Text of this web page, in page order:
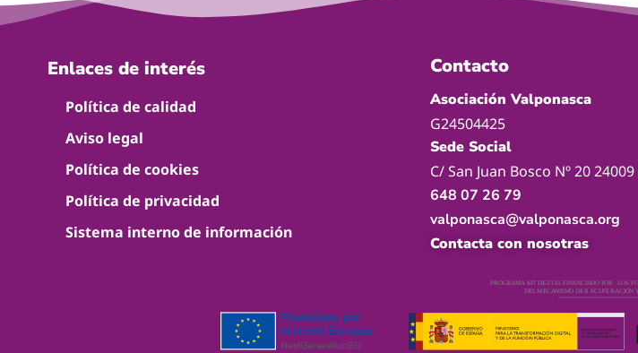
Enlaces de interés
Política de calidad
Aviso legal
Política de cookies
Política de privacidad
Sistema interno de información
Contacto
Asociación Valponasca
G24504425
Sede Social
C/ San Juan Bosco Nº 20 24009
648 07 26 79
valponasca@valponasca.org
Contacta con nosotras